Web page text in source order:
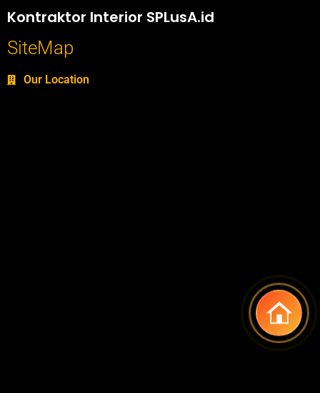
Kontraktor Interior SPLusA.id
SiteMap
Our Location